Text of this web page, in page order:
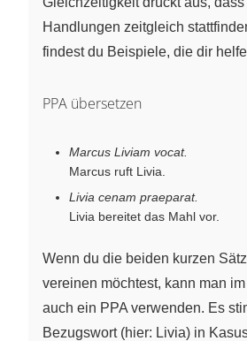
Handlungen zeitgleich
findest du Beispiele, die dir
PPA übersetzen
Marcus Liviam vocat.
Marcus ruft Livia.
Livia cenam praeparat.
Livia bereitet das Mahl vor.
Wenn du die beiden kurzen
vereinen möchtest, kann man
auch ein PPA verwenden. Es
Bezugswort (hier: Livia) in